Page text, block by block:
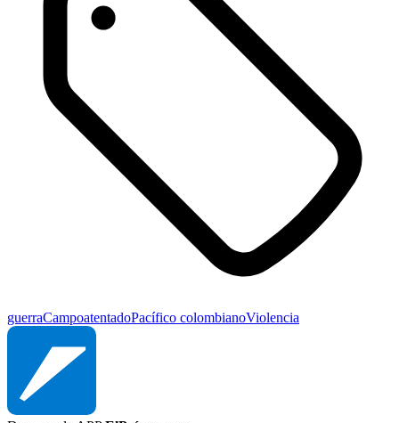
guerraCampoatentadoPacífico colombianoViolencia